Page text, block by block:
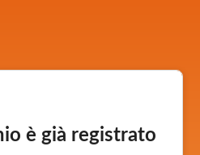
è già registrato